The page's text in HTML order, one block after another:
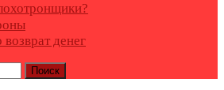
денег